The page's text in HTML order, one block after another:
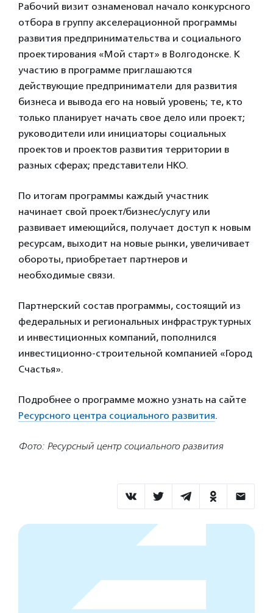
Рабочий визит ознаменовал начало конкурсного
отбора в группу акселерационной программы
развития предпринимательства и социального
проектирования «Мой старт» в Волгодонске. К
участию в программе приглашаются
действующие предприниматели для развития
бизнеса и вывода его на новый уровень; те, кто
только планирует начать свое дело или проект;
руководители или инициаторы социальных
проектов и проектов развития территории в
разных сферах; представители НКО.
По итогам программы каждый участник
начинает свой проект/бизнес/услугу или
развивает имеющийся, получает доступ к новым
ресурсам, выходит на новые рынки, увеличивает
обороты, приобретает партнеров и
необходимые связи.
Партнерский состав программы, состоящий из
федеральных и региональных инфраструктурных
и инвестиционных компаний, пополнился
инвестиционно-строительной компанией «Город
Счастья».
Подробнее о программе можно узнать на сайте
Ресурсного центра социального развития.
Фото: Ресурсный центр социального развития